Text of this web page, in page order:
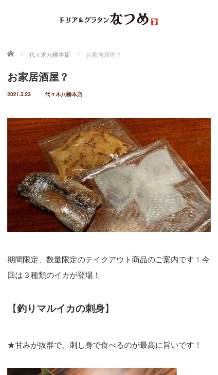
ホーム 代々木八幡本店 お家居酒屋？
お家居酒屋？
2021.5.23 代々木八幡本店
期間限定、数量限定のテイクアウト商品のご案内です！今
回は３種類のイカが登場！
【釣りマルイカの刺身】
★甘みが抜群で、刺し身で食べるのが最高に旨いです！